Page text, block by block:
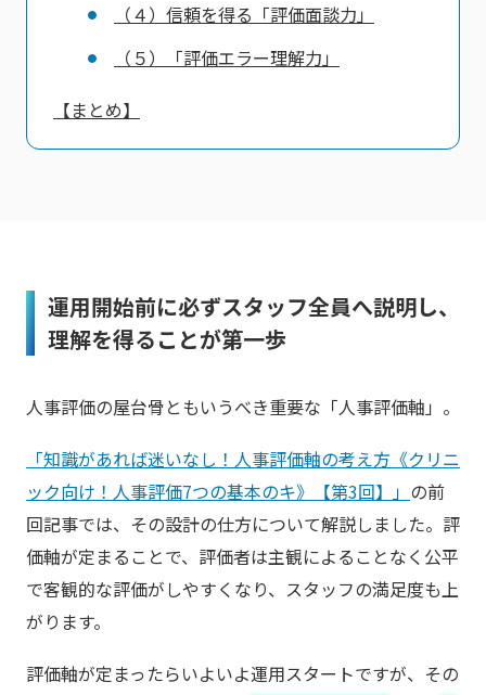
（４）信頼を得る「評価面談力」
（５）「評価エラー理解力」
【まとめ】
運用開始前に必ずスタッフ全員へ説明し、
理解を得ることが第一歩
人事評価の屋台骨ともいうべき重要な「人事評価軸」。
「知識があれば迷いなし！人事評価軸の考え方《クリニ
ック向け！人事評価7つの基本のキ》【第3回】」 の前
回記事では、その設計の仕方について解説しました。評
価軸が定まることで、評価者は主観によることなく​公平
で客観的​な評価がしやすくなり、スタッフの満足度も上
がります。
評価軸が定まったらいよいよ運用スタートですが、その